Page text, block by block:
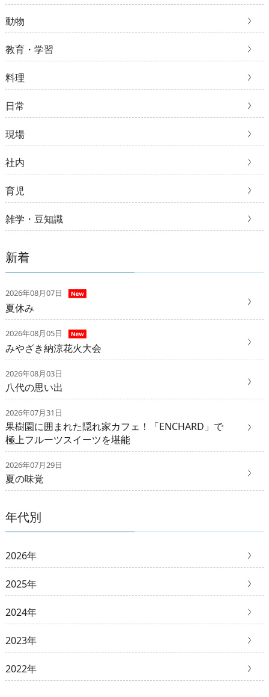
動物
教育・学習
料理
日常
現場
社内
育児
雑学・豆知識
新着
2026年08月07日
夏休み
2026年08月05日
みやざき納涼花火大会
2026年08月03日
八代の思い出
2026年07月31日
果樹園に囲まれた隠れ家カフェ！「ENCHARD」で
極上フルーツスイーツを堪能
2026年07月29日
夏の味覚
年代別
2026年
2025年
2024年
2023年
2022年